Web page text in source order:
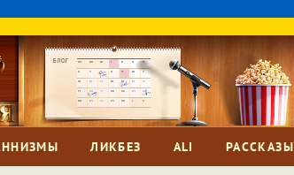
ЛИКБЕЗ ALI РАССКАЗЫ